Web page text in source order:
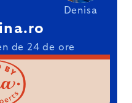
Denisa
de 24 de ore